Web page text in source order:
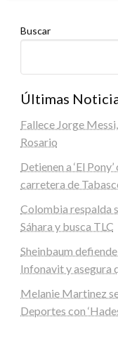
Buscar
Últimas
Fallece Jorge
Rosario
Detienen a ‘El
carretera de
Colombia respalda
Sáhara y busca TLC
Sheinbaum
Infonavit y asegura
Melanie Martinez
Deportes con